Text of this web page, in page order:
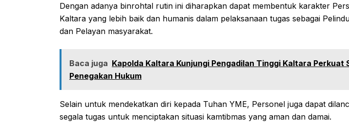
Dengan adanya binrohtal rutin ini diharapkan dapat membentuk karakter
Kaltara yang lebih baik dan humanis dalam pelaksanaan tugas sebagai
dan Pelayan masyarakat.
Baca juga Kapolda Kaltara Kunjungi Pengadilan Tinggi Kaltara Perkuat
Penegakan Hukum
Selain untuk mendekatkan diri kepada Tuhan YME, Personel juga dapat
segala tugas untuk menciptakan situasi kamtibmas yang aman dan damai.